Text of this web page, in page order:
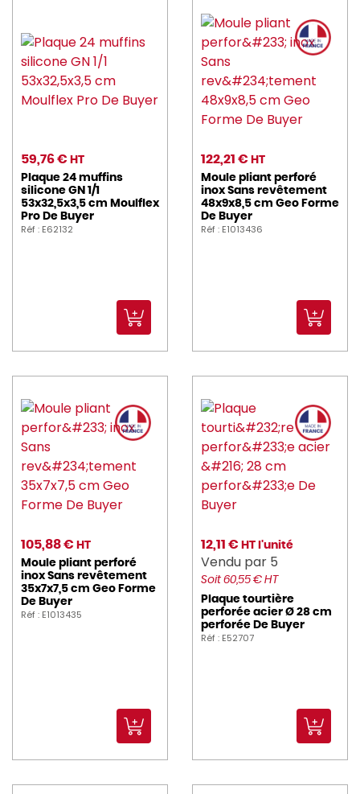
59,76 € HT
Plaque 24 muffins
silicone GN 1/1
53x32,5x3,5 cm Moulflex
Pro De Buyer
Réf : E62132
122,21 € HT
Moule pliant perforé
inox Sans revêtement
48x9x8,5 cm Geo Forme
De Buyer
Réf : E1013436
105,88 € HT
Moule pliant perforé
inox Sans revêtement
35x7x7,5 cm Geo Forme
De Buyer
Réf : E1013435
12,11 € HT l'unité
Vendu par 5
Soit 60,55 € HT
Plaque tourtière
perforée acier Ø 28 cm
perforée De Buyer
Réf : E52707